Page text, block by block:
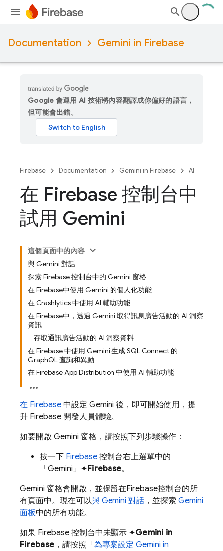
Documentation Gemini in Firebase
Google 會運用 AI 技術將內容翻譯成你偏好的語言，
但可能會出錯。
Firebase Documentation Gemini in Firebase AI
在 Firebase 控制台中
試用 Gemini
這個頁面中的內容
與 Gemini 對話
探索 Firebase 控制台中的 Gemini 窗格
在 Firebase中使用 Gemini 的個人化功能
在 Crashlytics 中使用 AI 輔助功能
在 Firebase中，透過 Gemini 取得訊息廣告活動的 AI 洞察
資訊
存取通訊廣告活動的 AI 洞察資料
在 Firebase 中使用 Gemini 生成 SQL Connect 的
GraphQL 查詢和異動
在 Firebase App Distribution 中使用 AI 輔助功能
在 Firebase 中設定 Gemini 後，即可開始使用，提
升 Firebase 開發人員體驗。
如要開啟 Gemini 窗格，請按照下列步驟操作：
按一下 Firebase 控制台右上選單中的
「Gemini」✦Firebase。
Gemini 窗格會開啟，並保留在Firebase控制台的所
有頁面中。現在可以與 Gemini 對話 ，並探索 Gemini
面板中的所有功能。
如果 Firebase 控制台中未顯示 ✦Gemini in
Firebase ，請按照「 為專案設定 Gemini in